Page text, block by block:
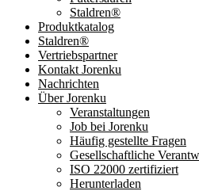
Staldren®
Produktkatalog
Staldren®
Vertriebspartner
Kontakt Jorenku
Nachrichten
Über Jorenku
Veranstaltungen
Job bei Jorenku
Häufig gestellte Fragen
Gesellschaftliche
ISO 22000 zertifiziert
Herunterladen